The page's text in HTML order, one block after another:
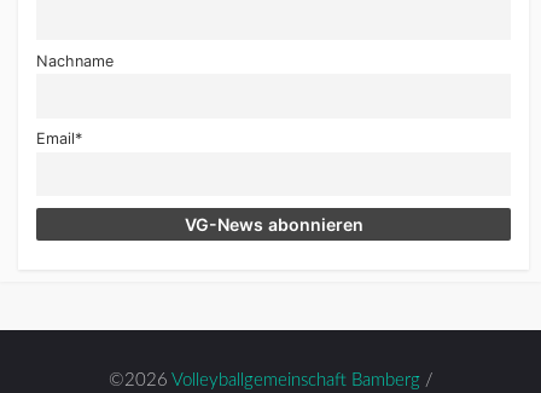
Nachname
Email*
©2026 Volleyballgemeinschaft Bamberg/